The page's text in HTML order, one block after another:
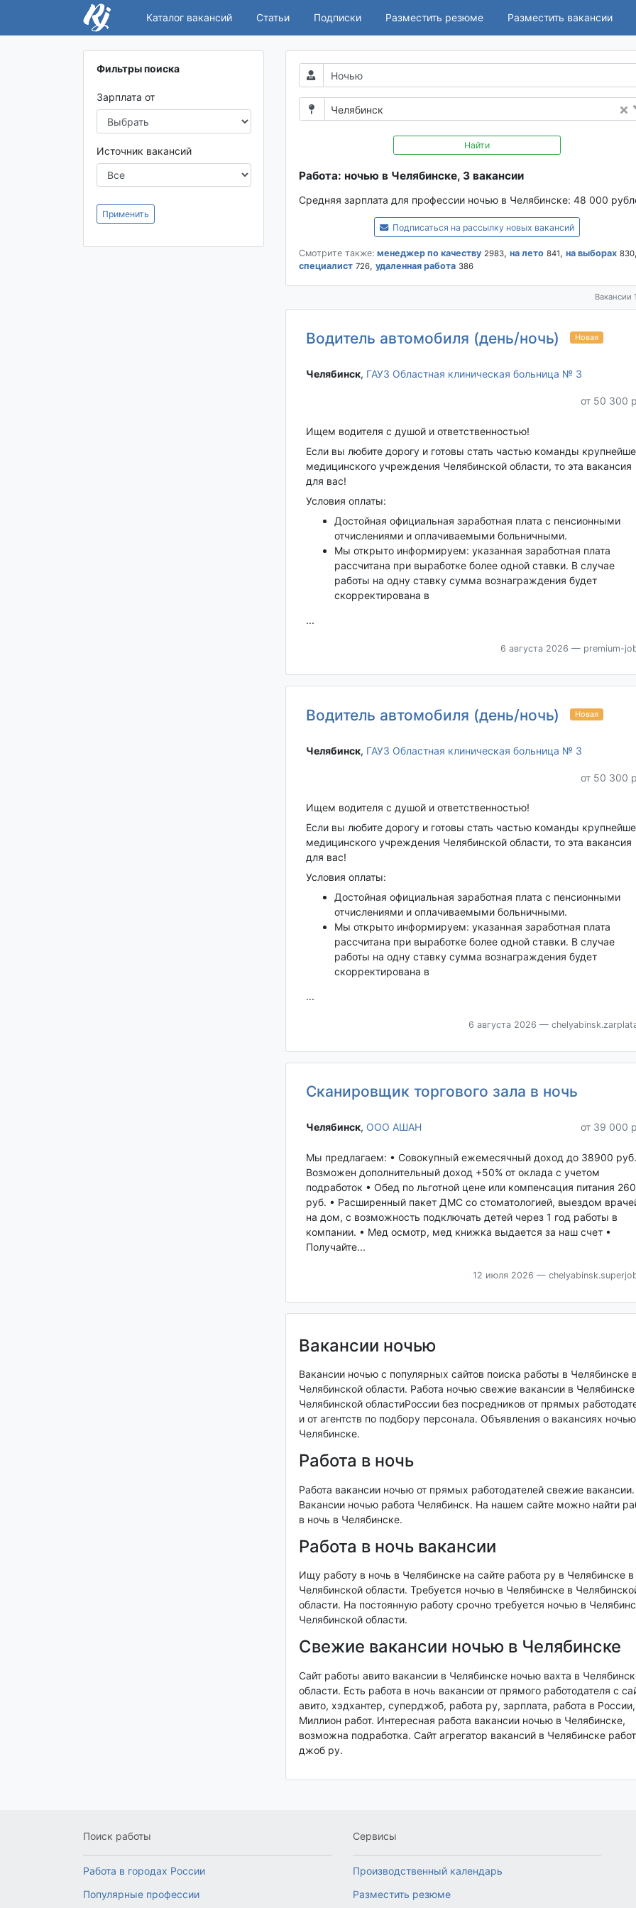
Каталог вакансий Статьи Подписки Разместить резюме Разместить вакансии
Фильтры поиска
Зарплата от
Источник вакансий
Применить
Челябинск
Найти
Работа: ночью в Челябинске, 3 вакансии
Средняя зарплата для профессии ночью в Челябинске: 48 000
Подписаться на рассылку новых вакансий
Смотрите также: менеджер по качеству 2983, на лето 841, на выборах 830,
специалист 726, удаленная работа 386
Вакансии
Водитель автомобиля (день/ночь) Новая
Челябинск‎, ГАУЗ Областная клиническая больница № 3
от 50 300
Ищем водителя с душой и ответственностью!
Если вы любите дорогу и готовы стать частью команды
медицинского учреждения Челябинской области, то эта вакансия
для вас!
Условия оплаты:
Достойная официальная заработная плата с пенсионными
отчислениями и оплачиваемыми больничными.
Мы открыто информируем: указанная заработная плата
рассчитана при выработке более одной ставки. В случае
работы на одну ставку сумма вознаграждения будет
скорректирована в
...
6 августа 2026 — premium-
Водитель автомобиля (день/ночь) Новая
Челябинск‎, ГАУЗ Областная клиническая больница № 3
от 50 300
Ищем водителя с душой и ответственностью!
Если вы любите дорогу и готовы стать частью команды
медицинского учреждения Челябинской области, то эта вакансия
для вас!
Условия оплаты:
Достойная официальная заработная плата с пенсионными
отчислениями и оплачиваемыми больничными.
Мы открыто информируем: указанная заработная плата
рассчитана при выработке более одной ставки. В случае
работы на одну ставку сумма вознаграждения будет
скорректирована в
...
6 августа 2026 —
Сканировщик торгового зала в ночь
Челябинск‎, ООО АШАН от 39 000
Мы предлагаем: • Совокупный ежемесячный доход до 38900
Возможен дополнительный доход +50% от оклада с учетом
подработок • Обед по льготной цене или компенсация питания
руб. • Расширенный пакет ДМС со стоматологией, выездом
на дом, с возможность подключать детей через 1 год работы в
компании. • Мед осмотр, мед книжка выдается за наш счет •
Получайте...
12 июля 2026 —
Вакансии ночью
Вакансии ночью с популярных сайтов поиска работы в Челябинске в
Челябинской области. Работа ночью свежие вакансии в Челябинске
Челябинской областиРоссии без посредников от прямых
и от агентств по подбору персонала. Объявления о вакансиях
Челябинске.
Работа в ночь
Работа вакансии ночью от прямых работодателей свежие вакансии.
Вакансии ночью работа Челябинск. На нашем сайте можно найти
в ночь в Челябинске.
Работа в ночь вакансии
Ищу работу в ночь в Челябинске на сайте работа ру в Челябинске в
Челябинской области. Требуется ночью в Челябинске в
области. На постоянную работу срочно требуется ночью в
Челябинской области.
Свежие вакансии ночью в Челябинске
Сайт работы авито вакансии в Челябинске ночью вахта в
области. Есть работа в ночь вакансии от прямого работодателя с
авито, хэдхантер, суперджоб, работа ру, зарплата, работа в России,
Миллион работ. Интересная работа вакансии ночью в Челябинске,
возможна подработка. Сайт агрегатор вакансий в Челябинске
джоб ру.
Поиск работы
Работа в городах России
Популярные профессии
Сервисы
Производственный календарь
Разместить резюме